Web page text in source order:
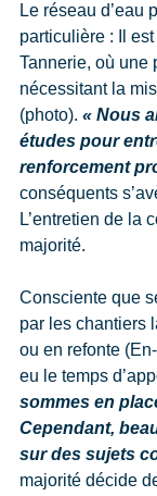
Le réseau d’eau
particulière : Il
Tannerie, où une
nécessitant la
(photo). « Nous
études pour
renforcement
conséquents
L’entretien de la
majorité.
Consciente que
par les chantiers
ou en refonte
eu le temps
sommes en
Cependant,
sur des sujets
majorité décide